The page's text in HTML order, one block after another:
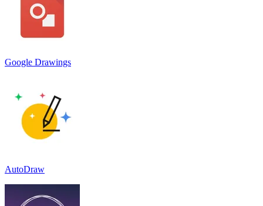
Google Drawings
AutoDraw